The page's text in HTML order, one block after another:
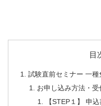
目
試験直前セミナー 一種
お申し込み方法・受
【STEP１】 申